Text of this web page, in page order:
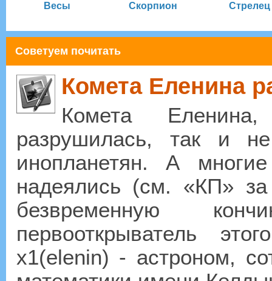
Весы Скорпион Стрелец
Советуем почитать
Комета Еленина
Комета
разрушилась, так и
инопланетян. А
надеялись (см. «КП»
безвременную
первооткрыватель
x1(elenin) - астроном,